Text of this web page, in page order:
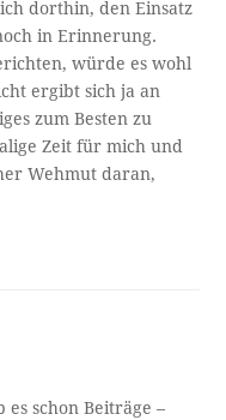
dorthin, den Einsatz
in Erinnerung.
würde es wohl
ergibt sich ja an
zum Besten zu
Zeit für mich und
Wehmut daran,
es schon Beiträge –